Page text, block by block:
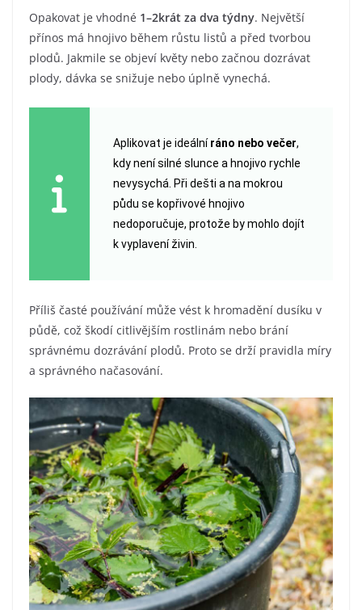
Opakovat je vhodné 1–2krát za dva týdny. Největší
přínos má hnojivo během růstu listů a před tvorbou
plodů. Jakmile se objeví květy nebo začnou dozrávat
plody, dávka se snižuje nebo úplně vynechá.
Aplikovat je ideálníráno nebo večer,
kdy není silné slunce a hnojivo rychle
nevysychá. Při dešti a na mokrou
půdu se kopřivové hnojivo
nedoporučuje, protože by mohlo dojít
k vyplavení živin.
Příliš časté používání může vést k hromadění dusíku v
půdě, což škodí citlivějším rostlinám nebo brání
správnému dozrávání plodů. Proto se drží pravidla míry
a správného načasování.